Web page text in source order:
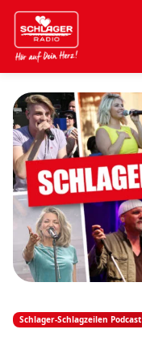
Schlager-Schlagzeilen Podcast